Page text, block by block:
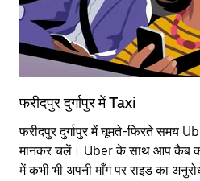
फरीदपुर दुर्गापुर में Taxi
फरीदपुर दुर्गापुर में घूमते-फिरते समय
मानकर चलें। Uber के साथ आप कैब
में कभी भी अपनी माँग पर राइड का